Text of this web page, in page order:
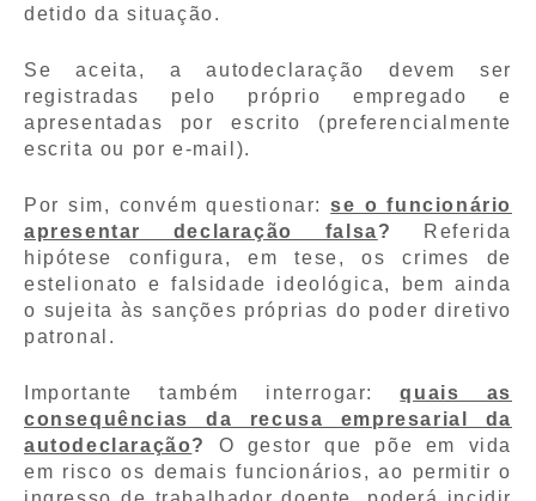
detido da situação.
Se aceita, a autodeclaração devem ser
registradas pelo próprio empregado e
apresentadas por escrito (preferencialmente
escrita ou por e-mail).
Por sim, convém questionar:se o funcionário
apresentar declaração falsa?
Referida
hipótese configura, em tese, os crimes de
estelionato e falsidade ideológica, bem ainda
o sujeita às sanções próprias do poder diretivo
patronal.
Importante também interrogar:quais as
consequências da recusa empresarial da
autodeclaração?
O gestor que põe em vida
em risco os demais funcionários, ao permitir o